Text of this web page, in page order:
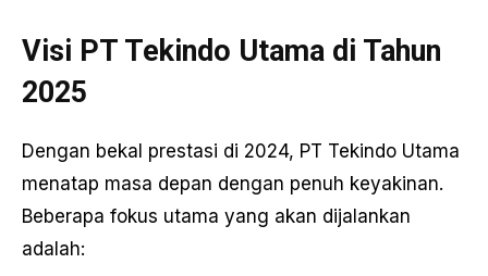
Visi PT Tekindo Utama di Tahun
2025
Dengan bekal prestasi di 2024, PT Tekindo Utama
menatap masa depan dengan penuh keyakinan.
Beberapa fokus utama yang akan dijalankan
adalah: